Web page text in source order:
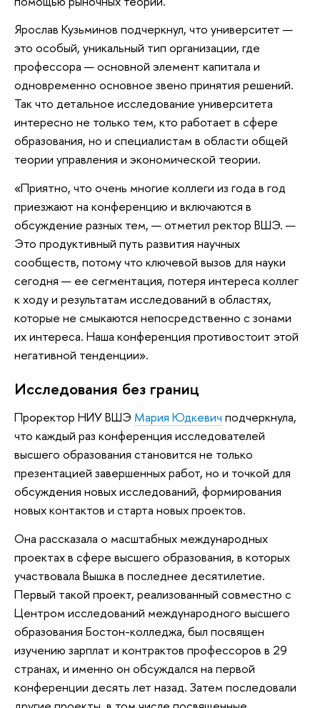
Ярослав Кузьминов подчеркнул, что университет —
это особый, уникальный тип организации, где
профессора — основной элемент капитала и
одновременно основное звено принятия решений.
Так что детальное исследование университета
интересно не только тем, кто работает в сфере
образования, но и специалистам в области общей
теории управления и экономической теории.
«Приятно, что очень многие коллеги из года в год
приезжают на конференцию и включаются в
обсуждение разных тем, — отметил ректор ВШЭ. —
Это продуктивный путь развития научных
сообществ, потому что ключевой вызов для науки
сегодня — ее сегментация, потеря интереса коллег
к ходу и результатам исследований в областях,
которые не смыкаются непосредственно с зонами
их интереса. Наша конференция противостоит этой
негативной тенденции».
Исследования без границ
Проректор НИУ ВШЭ Мария Юдкевич подчеркнула,
что каждый раз конференция исследователей
высшего образования становится не только
презентацией завершенных работ, но и точкой для
обсуждения новых исследований, формирования
новых контактов и старта новых проектов.
Она рассказала о масштабных международных
проектах в сфере высшего образования, в которых
участвовала Вышка в последнее десятилетие.
Первый такой проект, реализованный совместно с
Центром исследований международного высшего
образования Бостон-колледжа, был посвящен
изучению зарплат и контрактов профессоров в 29
странах, и именно он обсуждался на первой
конференции десять лет назад. Затем последовали